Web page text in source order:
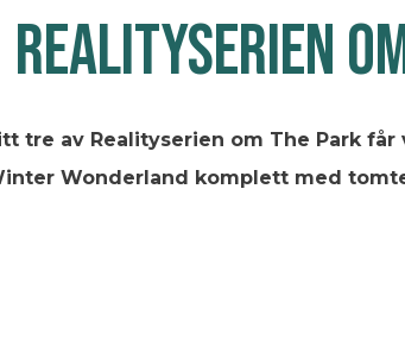
REALITYSERIEN
tre av Realityserien om The Park
Wonderland komplett med